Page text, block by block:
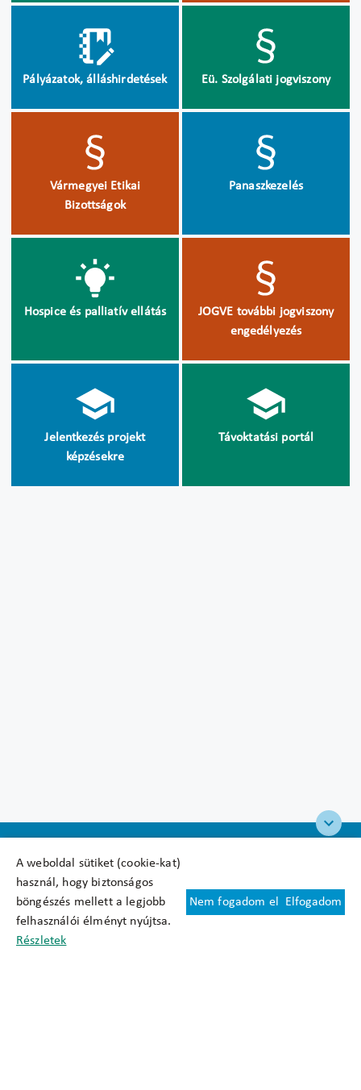
A weboldal sütiket (cookie-kat)
használ, hogy biztonságos
böngészés mellett a legjobb
felhasználói élményt nyújtsa.
Részletek
Nem fogadom el Elfogadom
Pályázatok, álláshirdetések Eü. Szolgálati jogviszony
Vármegyei Etikai
Bizottságok
Panaszkezelés
Hospice és palliatív ellátás
JOGVE további jogviszony
engedélyezés
Jelentkezés projekt
képzésekre
Távoktatási portál
Felhasználási feltételek